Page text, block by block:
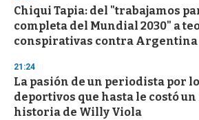
Chiqui Tapia: del "trabajamos
completa del Mundial 2030" a
conspirativas contra Argentina
21:24
La pasión de un periodista por
deportivos que hasta le costó
historia de Willy Viola